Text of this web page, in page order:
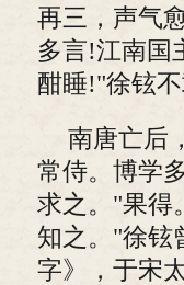
再三，声气
多言!江南国
酣睡!"徐铉不
南唐亡后
常侍。博学
求之。"果得
知之。"徐铉
字》，于宋